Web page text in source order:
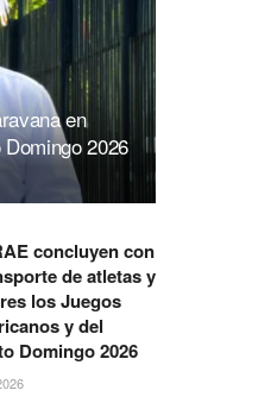
en
2026
concluyen con
de atletas y
los Juegos
y del
Domingo 2026